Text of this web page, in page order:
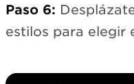
Paso 6:
estilos para elegir